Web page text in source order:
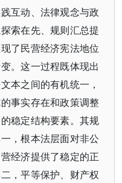
互动、法律观念与政
索在先、规则汇总提
了民营经济宪法地位
。这一过程既体现出
本之间的有机统一，
事实存在和政策调整
稳定结构要素。其规
，根本法层面对非公
经济提供了稳定的正
，平等保护、财产权